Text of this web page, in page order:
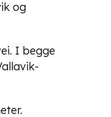
og
I begge